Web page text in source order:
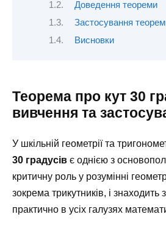
Доведення теореми
Застосування
Висновки
Теорема про кут 30
вивчення та
У шкільній геометрії та
30 градусів є однією з
критичну роль у розумінні
зокрема трикутників, і знаходить
практично в усіх галузях